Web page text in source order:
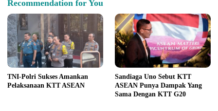
Recommendation for You
TNI-Polri Sukses Amankan
Pelaksanaan KTT ASEAN
Sandiaga Uno Sebut KTT
ASEAN Punya Dampak Yang
Sama Dengan KTT G20